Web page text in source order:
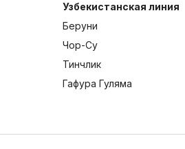
Узбекистанская линия
Беруни
Чор-Су
Тинчлик
Гафура Гуляма